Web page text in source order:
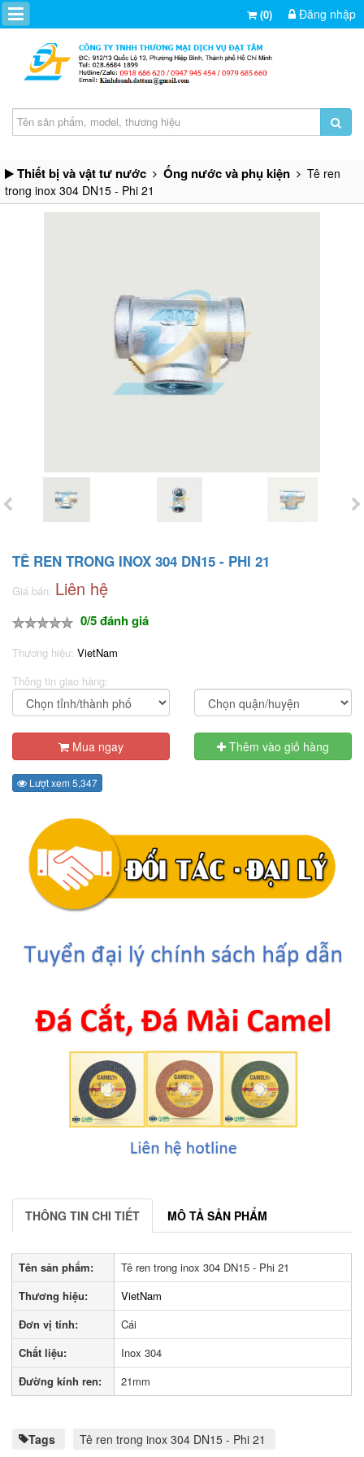
(0) Đăng nhập
Thiết bị và vật tư nước Ống nước và phụ kiện
Tê ren
trong inox 304 DN15 - Phi 21
TÊ REN TRONG INOX 304 DN15 - PHI 21
Giá bán: Liên hệ
0/5 đánh giá
Thương hiệu: VietNam
Thông tin giao hàng:
Mua ngay Thêm vào giỏ hàng
Lượt xem 5,347
THÔNG TIN CHI TIẾT MÔ TẢ SẢN PHẨM
Tên sản phẩm:
Tê ren trong inox 304 DN15 - Phi 21
Thương hiệu:
VietNam
Đơn vị tính:
Cái
Chất liệu:
Inox 304
Đường kính ren:
21mm
Tags Tê ren trong inox 304 DN15 - Phi 21